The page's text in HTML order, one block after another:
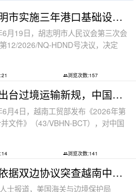
胡志明市实施三年港口基础设施费全免政
月19日，胡志明市人民议会第三次会
12/2026/NQ-HDND号决议，决定
浏览次数:157
越南出台过境运输新规，中国货物中转通
月4日，越南工贸部发布《2026年第
文件》（43/VBHN-BCT），对中国
浏览次数:141
美国依据双边协议突查越南中资工厂，三
士报道，美国海关与边境保护局